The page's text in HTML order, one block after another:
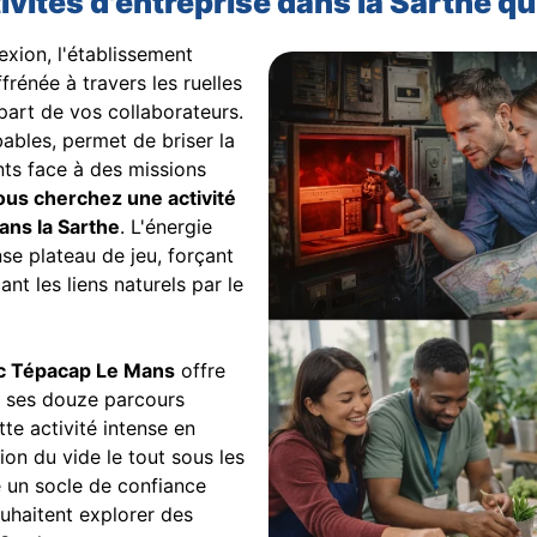
l'établissement
à travers les ruelles
de vos collaborateurs.
permet de briser la
face à des missions
cherchez une activité
la Sarthe. L'énergie
plateau de jeu, forçant
les liens naturels par le
Tépacap Le Mans offre
douze parcours
activité intense en
du vide le tout sous les
socle de confiance
explorer des